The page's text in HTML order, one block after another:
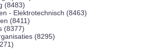
(8483)
- Elektrotechnisch (8463)
(8411)
(8377)
(8295)